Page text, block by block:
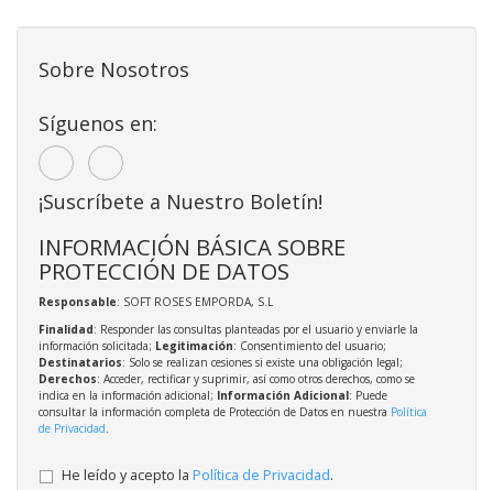
Sobre Nosotros
Síguenos en:
¡Suscríbete a Nuestro Boletín!
INFORMACIÓN BÁSICA SOBRE
PROTECCIÓN DE DATOS
Responsable: SOFT ROSES EMPORDA, S.L
Finalidad: Responder las consultas planteadas por el usuario y enviarle la
información solicitada; Legitimación: Consentimiento del usuario;
Destinatarios: Solo se realizan cesiones si existe una obligación legal;
Derechos: Acceder, rectificar y suprimir, así como otros derechos, como se
indica en la información adicional; Información Adicional: Puede
consultar la información completa de Protección de Datos en nuestra Política
de Privacidad
He leído y acepto la Política de Privacidad.